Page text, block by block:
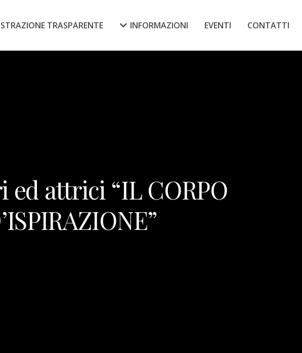
TRASPARENTE INFORMAZIONI EVENTI CONTATTI
attrici “IL CORPO